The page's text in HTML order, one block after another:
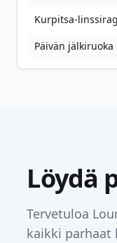
Kurpitsa-
Päivän jälkiruoka
Löydä
Tervetuloa
kaikki parhaat